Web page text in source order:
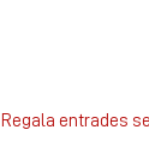
Regala entrades